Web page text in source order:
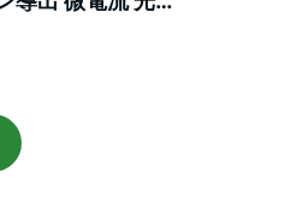
ント